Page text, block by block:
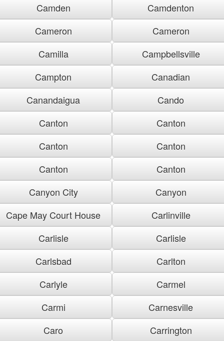
Camden
Camdenton
Cameron
Cameron
Camilla
Campbellsville
Campton
Canadian
Canandaigua
Cando
Canton
Canton
Canton
Canton
Canton
Canton
Canyon City
Canyon
Cape May Court House
Carlinville
Carlisle
Carlisle
Carlsbad
Carlton
Carlyle
Carmel
Carmi
Carnesville
Caro
Carrington